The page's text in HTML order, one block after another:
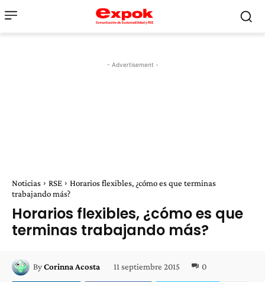
- Advertisement -
Noticias RSE
Horarios flexibles, ¿cómo es que terminas
trabajando más?
Horarios flexibles, ¿cómo es que
terminas trabajando más?
ByCorinna Acosta 11 septiembre 2015 0